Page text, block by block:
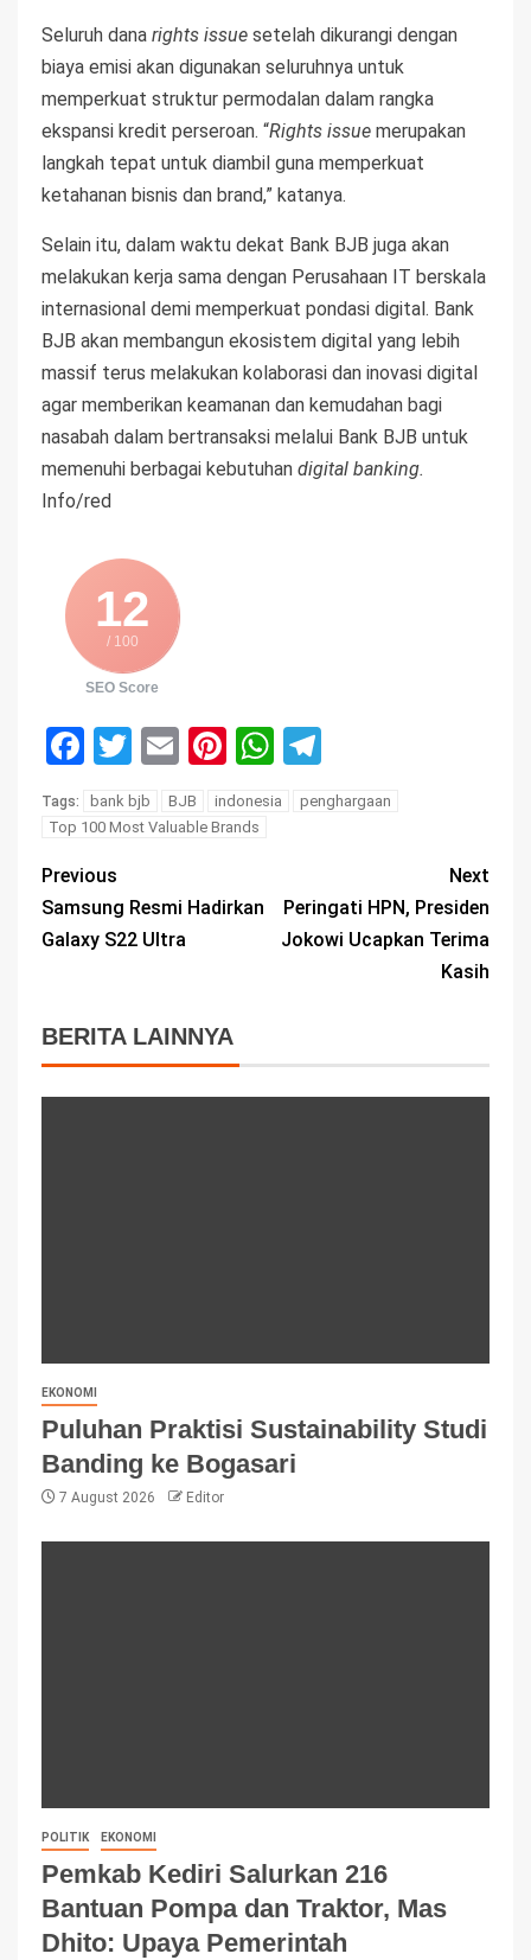
Seluruh dana rights issue setelah dikurangi dengan
biaya emisi akan digunakan seluruhnya untuk
memperkuat struktur permodalan dalam rangka
ekspansi kredit perseroan. “Rights issue merupakan
langkah tepat untuk diambil guna memperkuat
ketahanan bisnis dan brand,” katanya.
Selain itu, dalam waktu dekat Bank BJB juga akan
melakukan kerja sama dengan Perusahaan IT berskala
internasional demi memperkuat pondasi digital. Bank
BJB akan membangun ekosistem digital yang lebih
massif terus melakukan kolaborasi dan inovasi digital
agar memberikan keamanan dan kemudahan bagi
nasabah dalam bertransaksi melalui Bank BJB untuk
memenuhi berbagai kebutuhan digital banking.
Info/red
12
/ 100
SEO Score
Facebook
Twitter
EmailPinterest
WhatsApp
Tags: bank bjb BJB indonesia
penghargaan
Top 100 Most Valuable Brands
Previous
Samsung Resmi Hadirkan
Galaxy S22 Ultra
Next
Peringati HPN, Presiden
Jokowi Ucapkan Terima
Kasih
BERITA LAINNYA
EKONOMI
Puluhan Praktisi Sustainability Studi
Banding ke Bogasari
7 August 2026 Editor
POLITIK EKONOMI
Pemkab Kediri Salurkan 216
Bantuan Pompa dan Traktor, Mas
Dhito: Upaya Pemerintah